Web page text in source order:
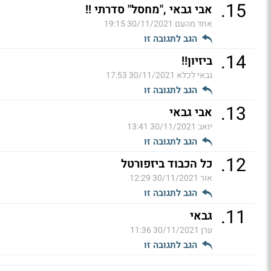
15
. אבי גבאי ,"מחסל" סדרתי !!
אחד מהעם 30/11/2021 19:15
הגב לתגובה זו
14
. ביזיון!!
גבאי לכלא 30/11/2021 17:53
הגב לתגובה זו
13
. אבי גבאי
יואב 30/11/2021 13:41
הגב לתגובה זו
12
. כל הכבוד ביזפורטל
אור 30/11/2021 12:29
הגב לתגובה זו
11
. גבאי
ערן 30/11/2021 11:36
הגב לתגובה זו